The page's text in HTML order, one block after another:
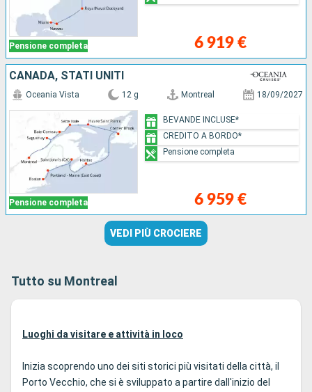
Pensione completa 6 919 €
CANADA, STATI UNITI
Pensione completa
Oceania Vista 12 g Montreal 18/09/2027
6 959 €
BEVANDE INCLUSE*
CREDITO A BORDO*
Pensione completa
VEDI PIÙ CROCIERE
Tutto su Montreal
Luoghi da visitare e attività in loco
Inizia scoprendo uno dei siti storici più visitati della città, il
Porto Vecchio, che si è sviluppato a partire dall'inizio del